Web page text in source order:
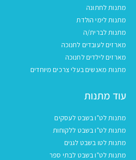
מתנות לחתונה
מתנות לימי הולדת
מתנות לברית/ה
מארזים לעובדים לחנוכה
מארזים לילדים לחנוכה
מתנות מאנשים בעלי צרכים מיוחדים
עוד מתנות
מתנות לט"ו בשבט לעסקים
מתנות לט"ו בשבט ללקוחות
מתנות לטו בשבט לגנים
מתנות לט"ו בשבט לבתי ספר